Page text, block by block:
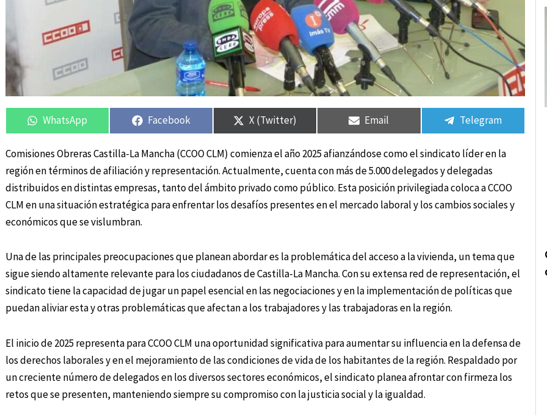
Compartir
en
WhatsApp
Compartir
en
Facebook
Compartir
en
X (Twitter)
Compartir
en
Email
Compartir
en
Telegram
Comisiones Obreras Castilla-La Mancha (CCOO CLM) comienza el año 2025 afianzándose como el sindicato líder en la
región en términos de afiliación y representación. Actualmente, cuenta con más de 5.000 delegados y delegadas
distribuidos en distintas empresas, tanto del ámbito privado como público. Esta posición privilegiada coloca a CCOO
CLM en una situación estratégica para enfrentar los desafíos presentes en el mercado laboral y los cambios sociales y
económicos que se vislumbran.
Una de las principales preocupaciones que planean abordar es la problemática del acceso a la vivienda, un tema que
sigue siendo altamente relevante para los ciudadanos de Castilla-La Mancha. Con su extensa red de representación, el
sindicato tiene la capacidad de jugar un papel esencial en las negociaciones y en la implementación de políticas que
puedan aliviar esta y otras problemáticas que afectan a los trabajadores y las trabajadoras en la región.
El inicio de 2025 representa para CCOO CLM una oportunidad significativa para aumentar su influencia en la defensa de
los derechos laborales y en el mejoramiento de las condiciones de vida de los habitantes de la región. Respaldado por
un creciente número de delegados en los diversos sectores económicos, el sindicato planea afrontar con firmeza los
retos que se presenten, manteniendo siempre su compromiso con la justicia social y la igualdad.
Compartir
en
Compartir
en
Compartir
en
Compartir
en
Compartir
en